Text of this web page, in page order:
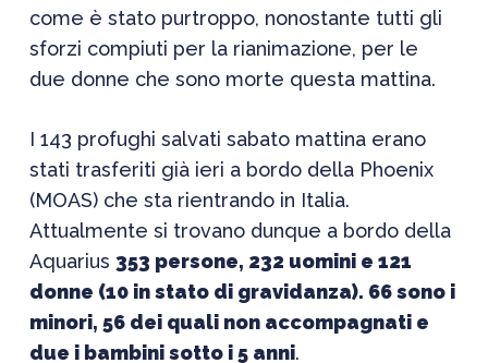
come è stato purtroppo, nonostante tutti gli
sforzi compiuti per la rianimazione, per le
due donne che sono morte questa mattina.
I 143 profughi salvati sabato mattina erano
stati trasferiti già ieri a bordo della Phoenix
(MOAS) che sta rientrando in Italia.
Attualmente si trovano dunque a bordo della
Aquarius 353 persone, 232 uomini e 121
donne (10 in stato di gravidanza). 66 sono i
minori, 56 dei quali non accompagnati e
due i bambini sotto i 5 anni.